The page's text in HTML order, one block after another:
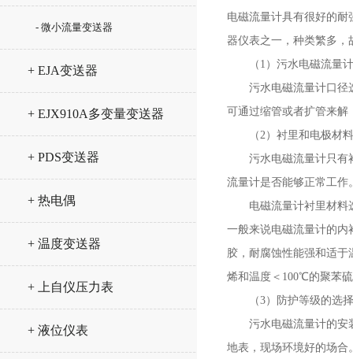
- 微小流量变送器
+ EJA变送器
+ EJX910A多变量变送器
+ PDS变送器
+ 热电偶
+ 温度变送器
+ 上自仪压力表
+ 液位仪表
电磁流量计具有很好的
器仪表之一，种类繁多，
（1）污水电磁流量计
污水电磁流量计口径选
可通过缩管或者扩管来解
（2）衬里和电极材
污水电磁流量计只有衬
流量计是否能够正常工作
电磁流量计衬里材料选
一般来说电磁流量计的内
胶，耐腐蚀性能强和适
烯和温度＜100℃的聚苯
（3）防护等级的选择
污水电磁流量计的安装
地表，现场环境好的场合